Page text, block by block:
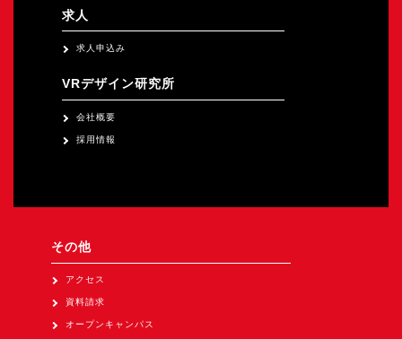
求人
求人申込み
VRデザイン研究所
会社概要
採用情報
その他
アクセス
資料請求
オープンキャンパス